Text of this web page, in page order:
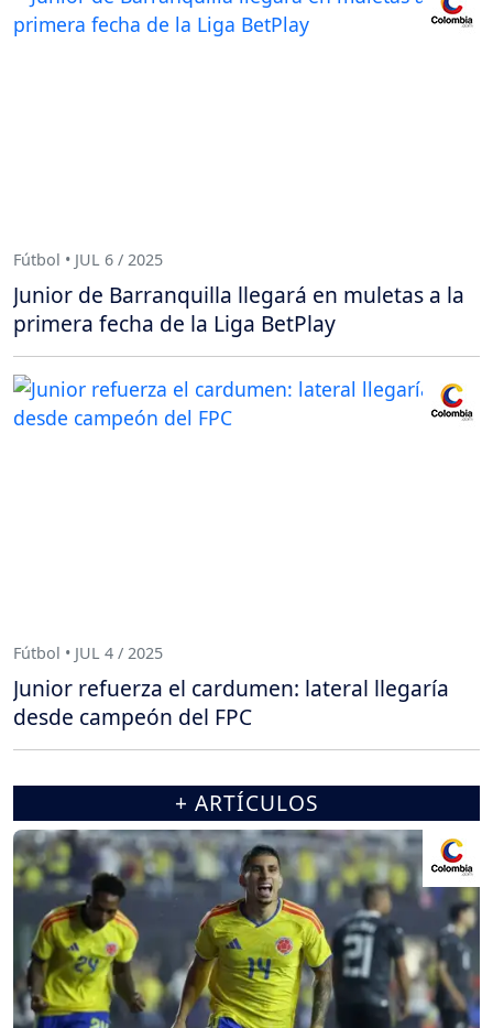
Fútbol • JUL 6 / 2025
Junior de Barranquilla llegará en muletas a la
primera fecha de la Liga BetPlay
Fútbol • JUL 4 / 2025
Junior refuerza el cardumen: lateral llegaría
desde campeón del FPC
+ ARTÍCULOS